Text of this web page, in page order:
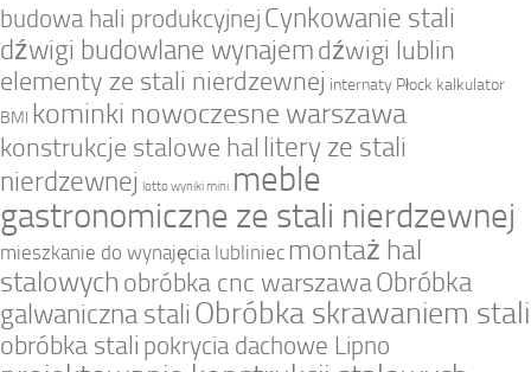
budowa hali produkcyjnej Cynkowanie stali
dźwigi budowlane wynajemdźwigi lublin
elementy ze stali nierdzewnej internaty Płock kalkulator
BMI kominki nowoczesne warszawa
konstrukcje stalowe hal litery ze stali
nierdzewnej lotto wyniki mini meble
gastronomiczne ze stali nierdzewnej
mieszkanie do wynajęcia lubliniec montaż hal
stalowych obróbka cnc warszawaObróbka
galwaniczna stali Obróbka skrawaniem stali
obróbka stali pokrycia dachowe Lipno